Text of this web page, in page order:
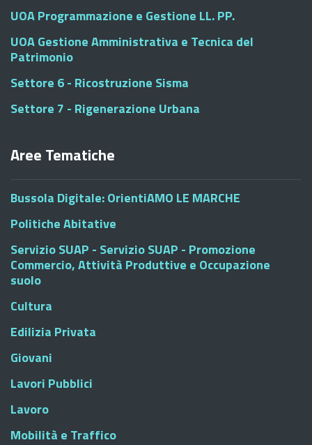
UOA Programmazione e Gestione LL. PP.
UOA Gestione Amministrativa e Tecnica del
Patrimonio
Settore 6 - Ricostruzione Sisma
Settore 7 - Rigenerazione Urbana
Aree Tematiche
Bussola Digitale: OrientiAMO LE MARCHE
Politiche Abitative
Servizio SUAP - Servizio SUAP - Promozione
Commercio, Attività Produttive e Occupazione
suolo
Cultura
Edilizia Privata
Giovani
Lavori Pubblici
Lavoro
Mobilità e Traffico